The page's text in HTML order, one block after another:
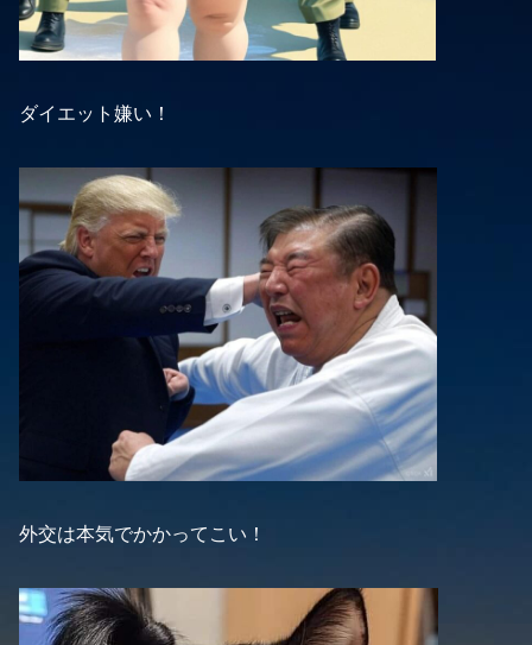
ダイエット嫌い！
外交は本気でかかってこい！